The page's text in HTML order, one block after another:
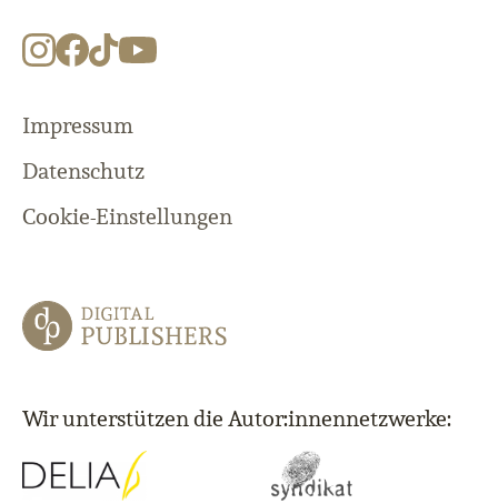
Impressum
Datenschutz
Cookie-Einstellungen
Wir unterstützen die Autor:innennetzwerke: